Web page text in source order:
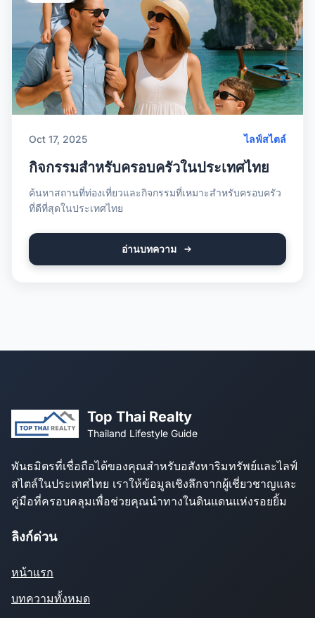
Oct 17, 2025 ไลฟ์สไตล์
กิจกรรมสำหรับครอบครัวในประเทศไทย
ค้นหาสถานที่ท่องเที่ยวและกิจกรรมที่เหมาะสำหรับครอบครัว
ที่ดีที่สุดในประเทศไทย
อ่านบทความ
Top Thai Realty
Thailand Lifestyle Guide
พันธมิตรที่เชื่อถือได้ของคุณสำหรับอสังหาริมทรัพย์และไลฟ์
สไตล์ในประเทศไทย เราให้ข้อมูลเชิงลึกจากผู้เชี่ยวชาญและ
คู่มือที่ครอบคลุมเพื่อช่วยคุณนำทางในดินแดนแห่งรอยยิ้ม
ลิงก์ด่วน
หน้าแรก
บทความทั้งหมด